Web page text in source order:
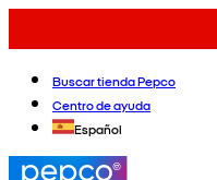
Buscar tienda Pepco
Centro de ayuda
Español